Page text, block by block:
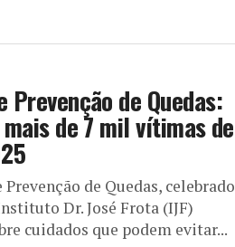
Prevenção de Quedas:
de 7 mil vítimas de
de Quedas, celebrado
Dr. José Frota (IJF)
cuidados que podem evitar...